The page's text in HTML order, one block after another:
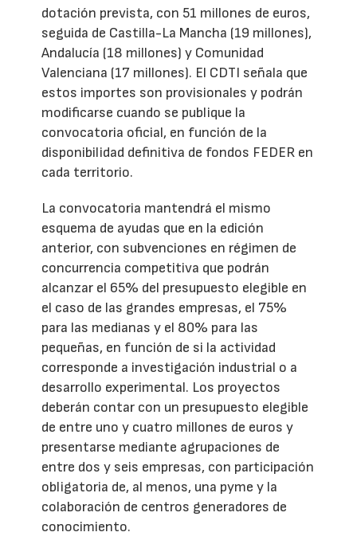
dotación prevista, con 51 millones de euros,
seguida de Castilla-La Mancha (19 millones),
Andalucía (18 millones) y Comunidad
Valenciana (17 millones). El CDTI señala que
estos importes son provisionales y podrán
modificarse cuando se publique la
convocatoria oficial, en función de la
disponibilidad definitiva de fondos FEDER en
cada territorio.
La convocatoria mantendrá el mismo
esquema de ayudas que en la edición
anterior, con subvenciones en régimen de
concurrencia competitiva que podrán
alcanzar el 65% del presupuesto elegible en
el caso de las grandes empresas, el 75%
para las medianas y el 80% para las
pequeñas, en función de si la actividad
corresponde a investigación industrial o a
desarrollo experimental. Los proyectos
deberán contar con un presupuesto elegible
de entre uno y cuatro millones de euros y
presentarse mediante agrupaciones de
entre dos y seis empresas, con participación
obligatoria de, al menos, una pyme y la
colaboración de centros generadores de
conocimiento.